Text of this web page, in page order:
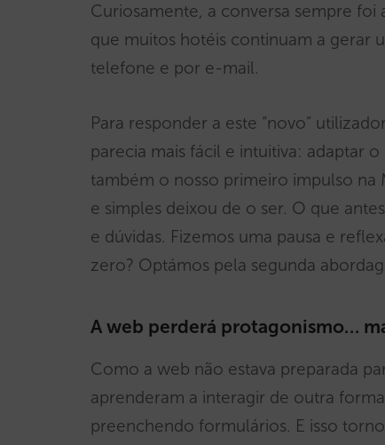
Curiosamente, a conversa sempre foi
que muitos hotéis continuam a gerar
telefone e por e-mail.
Para responder a este “novo”
parecia mais fácil e intuitiva: adaptar
também o nosso primeiro impulso
e simples deixou de o ser. O que
e dúvidas. Fizemos uma pausa e
zero? Optámos pela segunda
A web perderá protagonismo…
Como a web não estava preparada
aprenderam a interagir de outra
preenchendo formulários. E isso